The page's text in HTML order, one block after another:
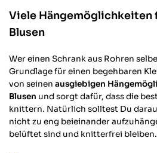
Viele Hängemöglichkeiten
Blusen
Wer einen Schrank aus Rohren
Grundlage für einen begehbaren
von seinen ausgiebigen
Blusen und sorgt dafür, dass die
knittern. Natürlich solltest Du
nicht zu eng beieinander
belüftet sind und knitterfrei bleiben.